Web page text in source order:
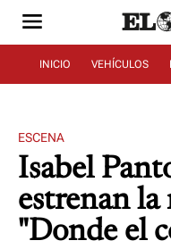
INICIO VEHÍCULOS
ESCENA
Isabel
estrenan la
"Donde el